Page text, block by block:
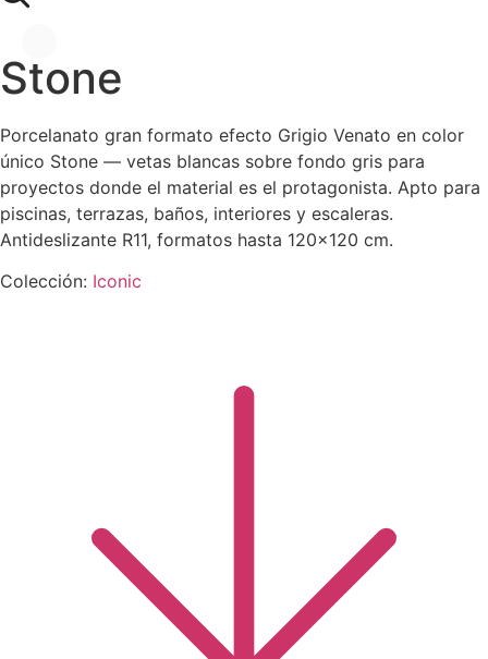
Stone
Porcelanato gran formato efecto Grigio Venato en color
único Stone — vetas blancas sobre fondo gris para
proyectos donde el material es el protagonista. Apto para
piscinas, terrazas, baños, interiores y escaleras.
Antideslizante R11, formatos hasta 120×120 cm.
Colección: Iconic